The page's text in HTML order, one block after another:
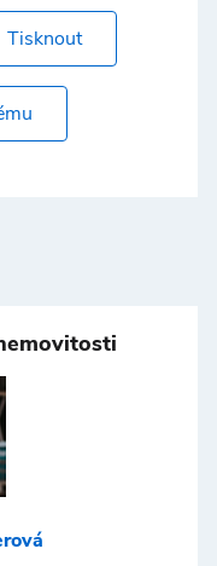
Tisknout